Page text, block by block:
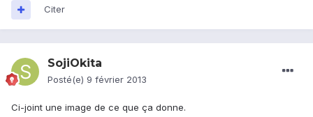
Citer
SojiOkita
Posté(e) 9 février 2013
Ci-joint une image de ce que ça donne.